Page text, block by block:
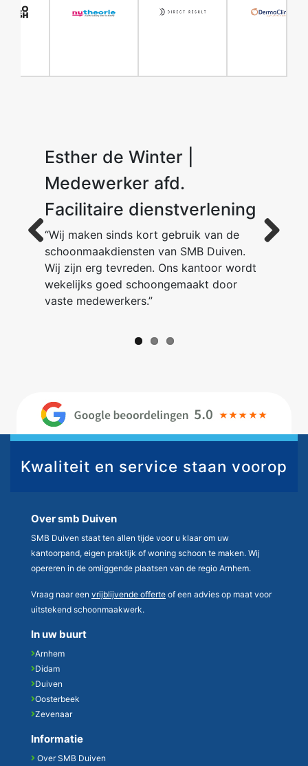
Esther de Winter |
Medewerker afd.
Facilitaire dienstverlening
“Wij maken sinds kort gebruik van de
schoonmaakdiensten van SMB Duiven.
Wij zijn erg tevreden. Ons kantoor wordt
wekelijks goed schoongemaakt door
vaste medewerkers.”
Dion van der Ent
M. K.
Previous
Kwaliteit en service staan voorop
Over smb Duiven
SMB Duiven staat ten allen tijde voor u klaar om uw
kantoorpand, eigen praktijk of woning schoon te maken. Wij
opereren in de omliggende plaatsen van de regio Arnhem.
Vraag naar een vrijblijvende offerte of een advies op maat voor
uitstekend schoonmaakwerk.
In uw buurt
Arnhem
Didam
Duiven
Oosterbeek
Zevenaar
Informatie
Over SMB Duiven